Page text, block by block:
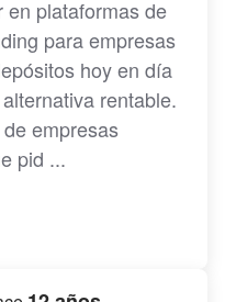
en plataformas de
para empresas
hoy en día
rentable.
empresas
pid ...